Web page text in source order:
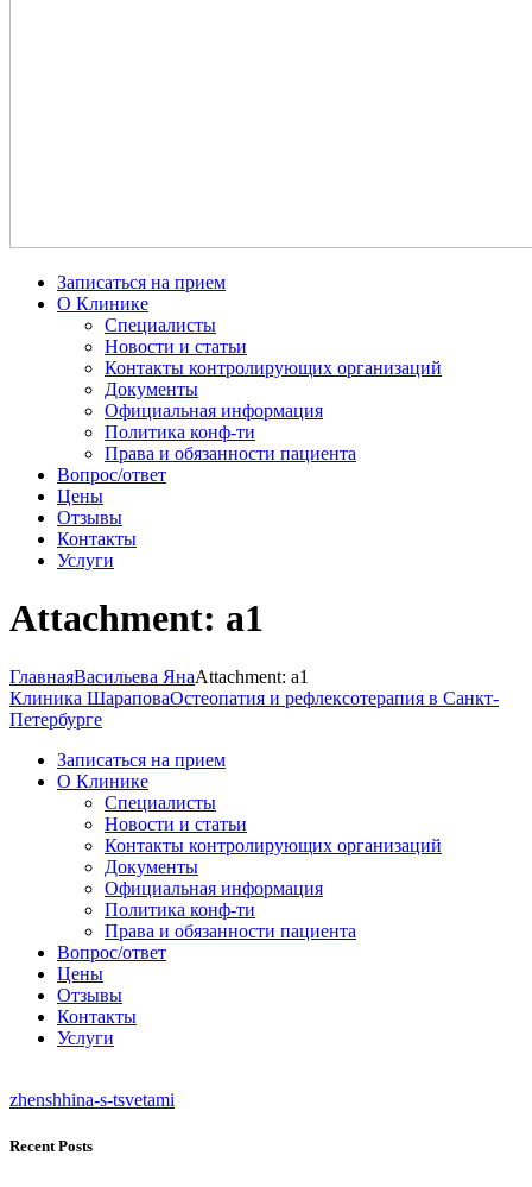
Записаться на прием
О Клинике
Специалисты
Новости и статьи
Контакты контролирующих организаций
Документы
Официальная информация
Политика конф-ти
Права и обязанности пациента
Вопрос/ответ
Цены
Отзывы
Контакты
Услуги
Attachment: а1
ГлавнаяВасильева ЯнаAttachment: а1
Клиника ШараповаОстеопатия и рефлексотерапия в Санкт-
Петербурге
Записаться на прием
О Клинике
Специалисты
Новости и статьи
Контакты контролирующих организаций
Документы
Официальная информация
Политика конф-ти
Права и обязанности пациента
Вопрос/ответ
Цены
Отзывы
Контакты
Услуги
zhenshhina-s-tsvetami
Recent Posts